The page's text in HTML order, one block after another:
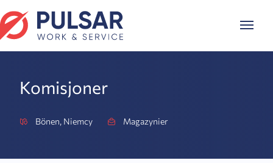
Komisjoner
Bönen, Niemcy Magazynier